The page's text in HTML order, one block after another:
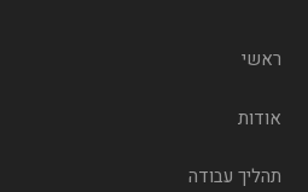
ראשי
אודות
תהליך עבודה